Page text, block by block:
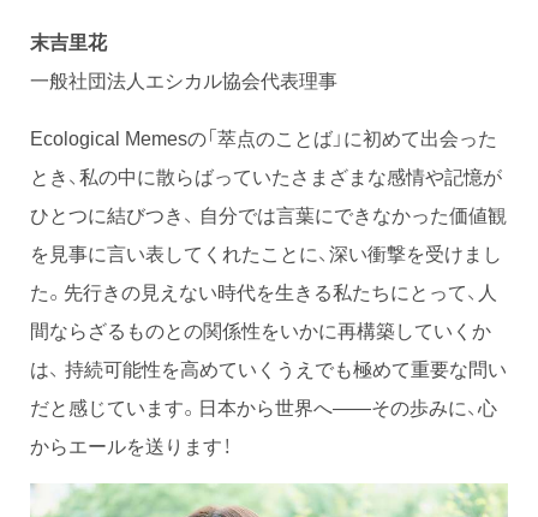
末吉里花
一般社団法人エシカル協会代表理事
Ecological Memesの「萃点のことば」に初めて出会った
とき、私の中に散らばっていたさまざまな感情や記憶が
ひとつに結びつき、 自分では言葉にできなかった価値観
を見事に言い表してくれたことに、深い衝撃を受けまし
た。先行きの見えない時代を生きる私たちにとって、人
間ならざるものとの関係性をいかに再構築していくか
は、 持続可能性を高めていくうえでも極めて重要な問い
だと感じています。日本から世界へ——その歩みに、心
からエールを送ります！